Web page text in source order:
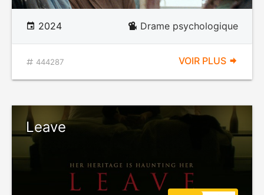
2024 Drame psychologique
444287 VOIR PLUS
Leave